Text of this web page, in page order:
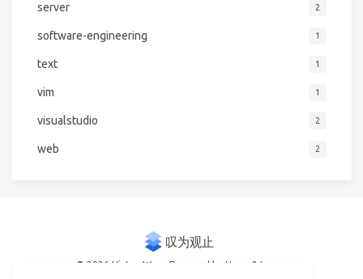
server 2
software-engineering 1
text 1
vim 1
visualstudio 2
web 2
© 2026 Victor Woo Powered by Hexo & Icarus